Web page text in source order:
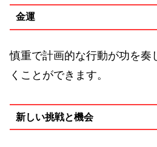
金運
慎重で計画的な行動が功を奏
くことができます。
新しい挑戦と機会